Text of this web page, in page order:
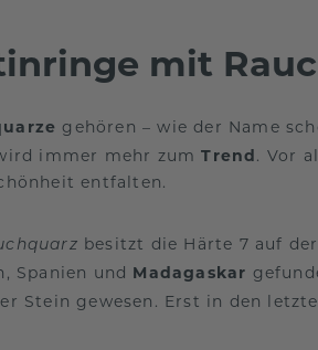
mit
gehören – wie der Name
immer mehr zumTrend . Vor
entfalten.
besitzt die Härte 7 auf
Spanien und Madagaskar
Stein gewesen. Erst in den